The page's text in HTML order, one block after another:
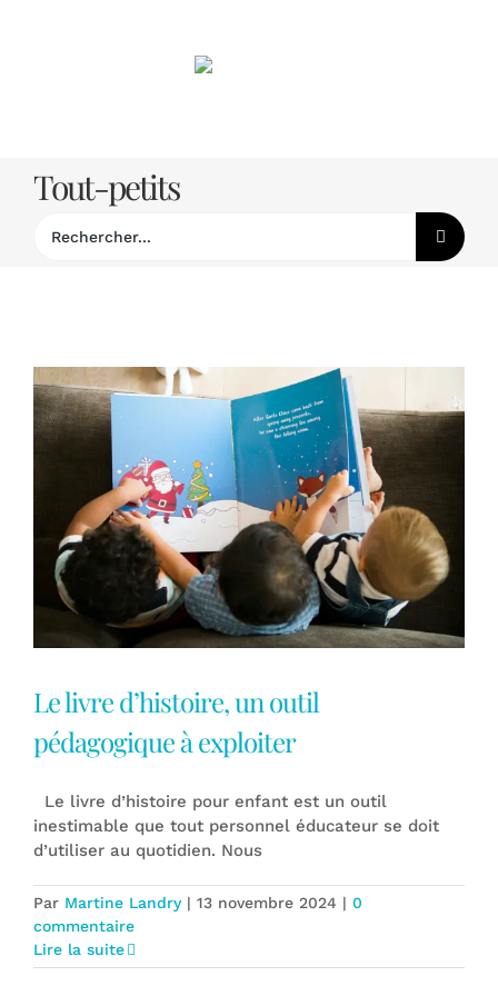
Tout-petits
Le livre d’histoire, un outil
pédagogique à exploiter
Le livre d’histoire pour enfant est un outil
inestimable que tout personnel éducateur se doit
d’utiliser au quotidien. Nous
Par Martine Landry | 13 novembre 2024 | 0
commentaire
Lire la suite